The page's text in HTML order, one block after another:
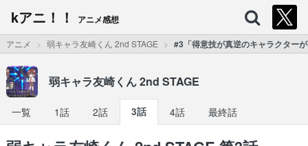
kアニ！！ アニメ感想
アニメ 弱キャラ友崎くん 2nd STAGE #3「得意技が真逆のキャラクター
弱キャラ友崎くん 2nd STAGE
一覧 1話 2話 3話 4話 最終話